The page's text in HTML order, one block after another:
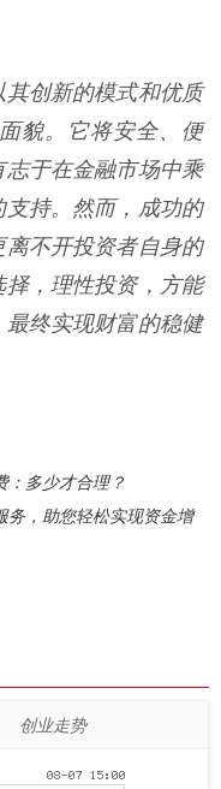
创新的模式和优质
貌。它将安全、便
于在金融市场中乘
持。然而，成功的
不开投资者自身的
，理性投资，方能
终实现财富的稳健
：多少才合理？
务，助您轻松实现资金增
创业走势